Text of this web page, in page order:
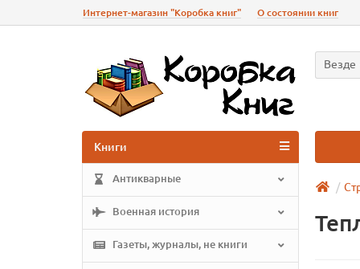
Интернет-магазин "Коробка книг" О состоянии книг
Везде
Книги
Антикварные
Военная история
Газеты, журналы, не книги